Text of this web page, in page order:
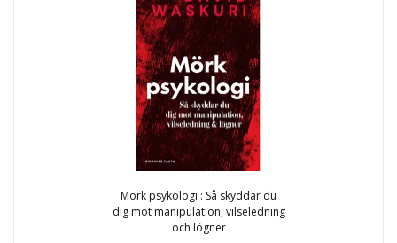
Mörk psykologi : Så skyddar du
dig mot manipulation, vilseledning
och lögner